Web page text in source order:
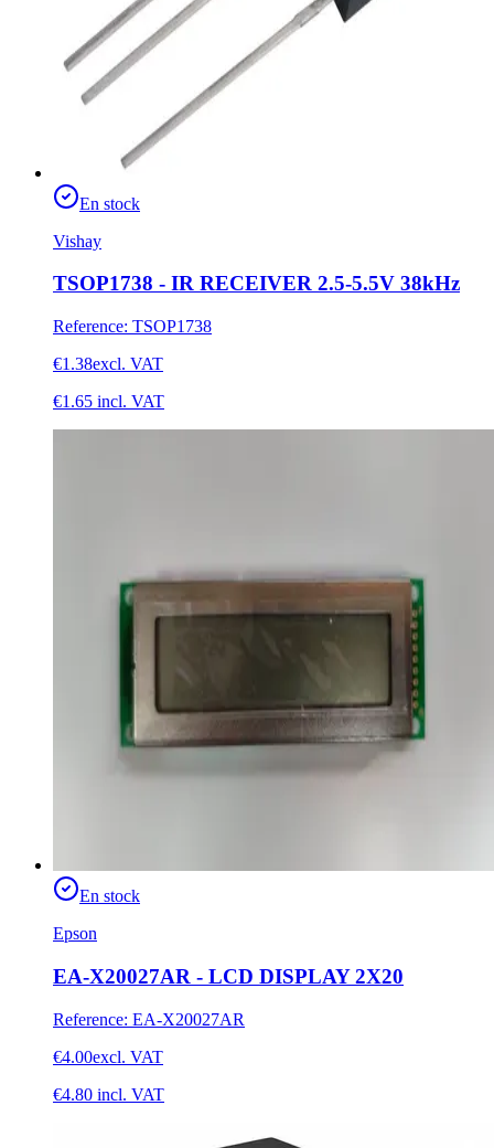
En stock
Vishay
TSOP1738 - IR RECEIVER 2.5-5.5V 38kHz
Reference: TSOP1738
€1.38excl. VAT
€1.65 incl. VAT
En stock
Epson
EA-X20027AR - LCD DISPLAY 2X20
Reference: EA-X20027AR
€4.00excl. VAT
€4.80 incl. VAT